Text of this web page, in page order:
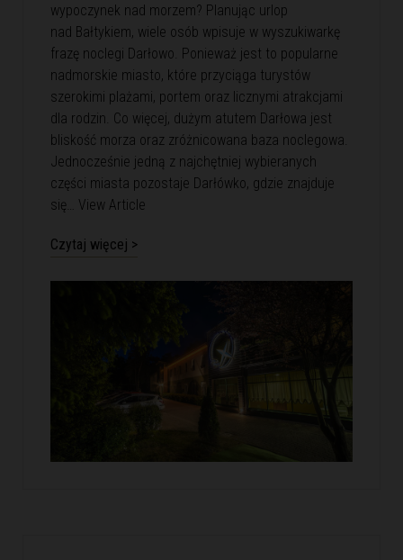
wypoczynek nad morzem? Planując urlop
nad Bałtykiem, wiele osób wpisuje w wyszukiwarkę
frazę noclegi Darłowo. Ponieważ jest to popularne
nadmorskie miasto, które przyciąga turystów
szerokimi plażami, portem oraz licznymi atrakcjami
dla rodzin. Co więcej, dużym atutem Darłowa jest
bliskość morza oraz zróżnicowana baza noclegowa.
Jednocześnie jedną z najchętniej wybieranych
części miasta pozostaje Darłówko, gdzie znajduje
się… View Article
Czytaj więcej >